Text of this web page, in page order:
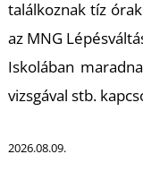
találkoznak tíz
az MNG
Iskolában
vizsgával stb.
2026.08.09.